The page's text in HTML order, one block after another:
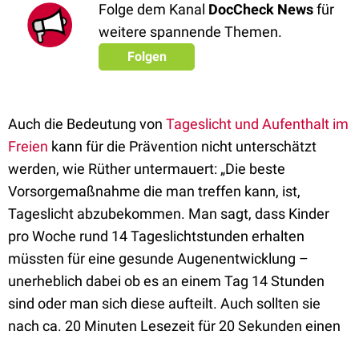
Folge dem Kanal DocCheck Newsfür
weitere spannende Themen.
Folgen
Auch die Bedeutung von Tageslicht und Aufenthalt im
Freien kann für die Prävention nicht unterschätzt
werden, wie Rüther untermauert: „Die beste
Vorsorgemaßnahme die man treffen kann, ist,
Tageslicht abzubekommen. Man sagt, dass Kinder
pro Woche rund 14 Tageslichtstunden erhalten
müssten für eine gesunde Augenentwicklung –
unerheblich dabei ob es an einem Tag 14 Stunden
sind oder man sich diese aufteilt. Auch sollten sie
nach ca. 20 Minuten Lesezeit für 20 Sekunden einen